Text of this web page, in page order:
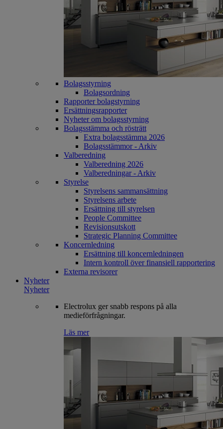
Bolagsstyrning
Bolagsordning
Rapporter bolagstyrning
Ersättningsrapporter
Nyheter om bolagsstyrning
Bolagsstämma och rösträtt
Extra bolagsstämma 2026
Bolagsstämmor - Arkiv
Valberedning
Valberedning 2026
Valberedningar - Arkiv
Styrelse
Styrelsens sammansättning
Styrelsens arbete
Ersättning till styrelsen
People Committee
Revisionsutskott
Strategic Planning Committee
Koncernledning
Ersättning till koncernledningen
Intern kontroll över finansiell rapportering
Externa revisorer
Nyheter
Nyheter
Electrolux ger snabb respons på alla
medieförfrågningar.
Läs mer